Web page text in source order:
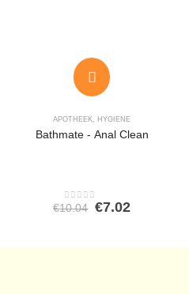
APOTHEEK, HYGIENE
Bathmate - Anal Clean
0out of 5
€10.04 €7.02Huidige